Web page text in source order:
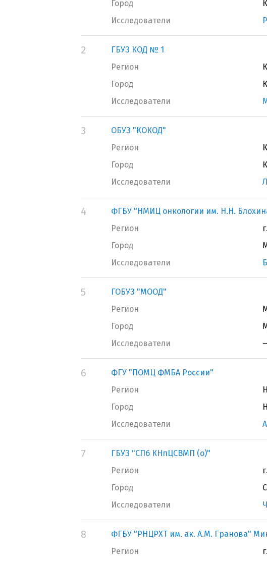
Город
Исследователи
2
ГБУЗ КОД № 1
Регион
Город
Исследователи
3
ОБУЗ "КОКОД"
Регион
Город
Исследователи
4
ФГБУ "НМИЦ онкологии им. Н.Н.
Регион
Город
Исследователи
5
ГОБУЗ "МООД"
Регион
Город
Исследователи
6
ФГУ "ПОМЦ ФМБА России"
Регион
Город
Исследователи
7
ГБУЗ "СПб КНпЦСВМП (о)"
Регион
Город
Исследователи
8
ФГБУ "РНЦРХТ им. ак. А.М. Гранова"
Регион